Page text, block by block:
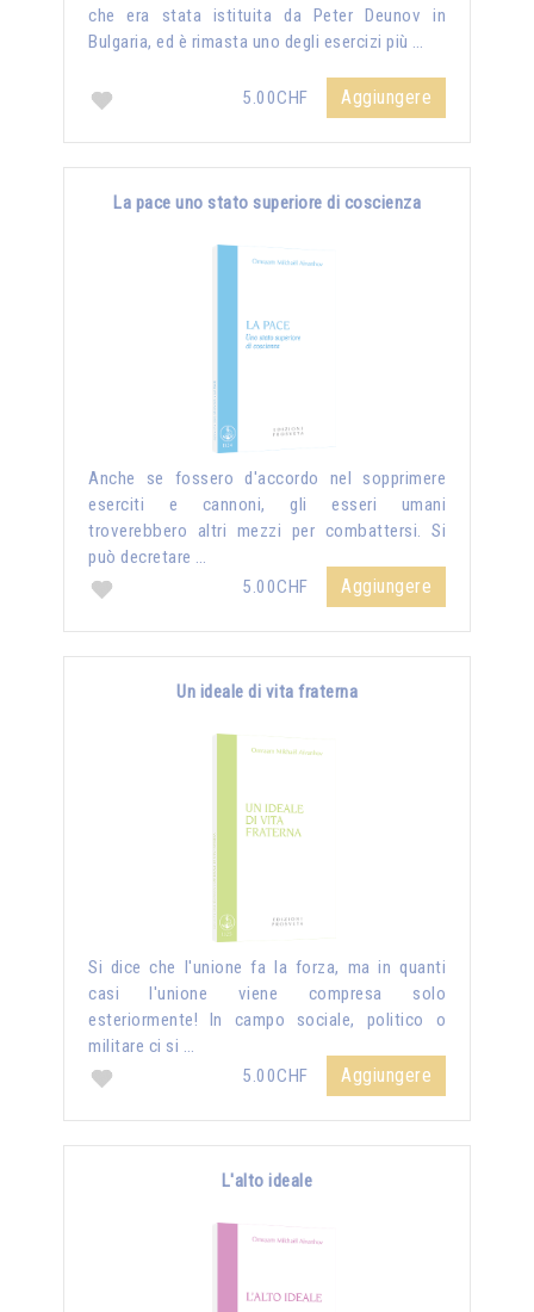
che era stata istituita da Peter Deunov in
Bulgaria, ed è rimasta uno degli esercizi più …
5.00CHF Aggiungere
La pace uno stato superiore di coscienza
Anche se fossero d'accordo nel sopprimere
eserciti e cannoni, gli esseri umani
troverebbero altri mezzi per combattersi. Si
può decretare …
5.00CHF
Aggiungere
Un ideale di vita fraterna
Si dice che l'unione fa la forza, ma in quanti
casi l'unione viene compresa solo
esteriormente! In campo sociale, politico o
militare ci si …
5.00CHF
Aggiungere
L'alto ideale